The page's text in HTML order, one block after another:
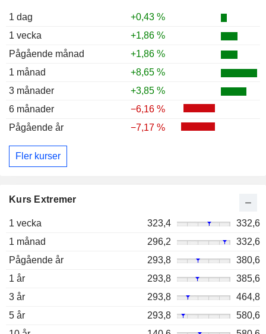
1 dag
+0,43 %
1 vecka
+1,86 %
Pågående månad
+1,86 %
1 månad
+8,65 %
3 månader
+3,85 %
6 månader
−6,16 %
Pågående år
−7,17 %
Fler kurser
Kurs Extremer
1 vecka 323,4
332,6
1 månad
296,2
332,6
Pågående år
293,8
380,6
1 år
293,8
385,6
3 år
293,8
464,8
5 år
293,8
580,6